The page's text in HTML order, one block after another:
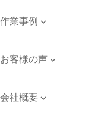
作業事例 
お客様の声 
会社概要 